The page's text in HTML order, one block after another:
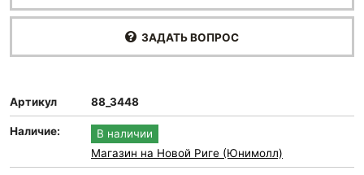
ЗАДАТЬ ВОПРОС
Артикул 88_3448
Наличие:
В наличии
Магазин на Новой Риге (Юнимолл)